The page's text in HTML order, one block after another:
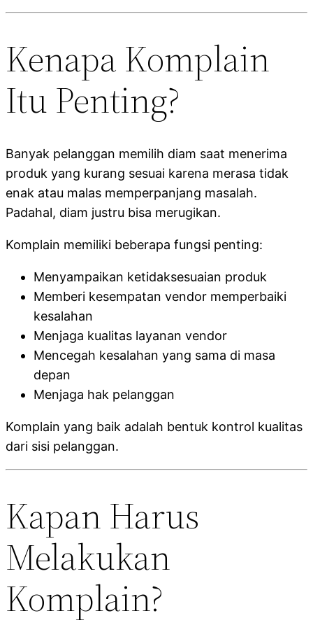
Kenapa Komplain
Itu Penting?
Banyak pelanggan memilih diam saat menerima
produk yang kurang sesuai karena merasa tidak
enak atau malas memperpanjang masalah.
Padahal, diam justru bisa merugikan.
Komplain memiliki beberapa fungsi penting:
Menyampaikan ketidaksesuaian produk
Memberi kesempatan vendor memperbaiki
kesalahan
Menjaga kualitas layanan vendor
Mencegah kesalahan yang sama di masa
depan
Menjaga hak pelanggan
Komplain yang baik adalah bentuk kontrol kualitas
dari sisi pelanggan.
Kapan Harus
Melakukan
Komplain?